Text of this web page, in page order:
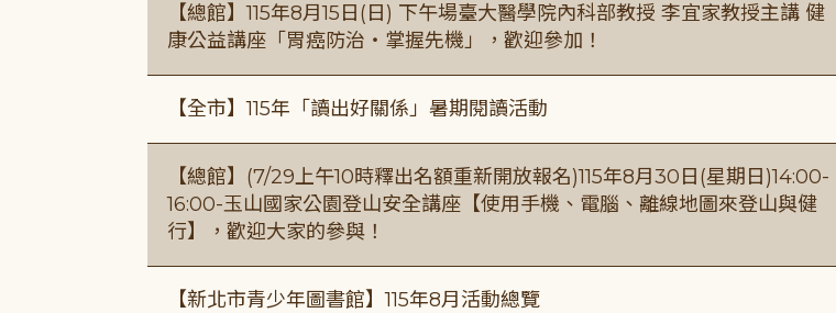
【總館】115年8月15日(日) 下午場臺大醫學院內科部教授 李宜家教授主講 健
康公益講座「胃癌防治・掌握先機」，歡迎參加！
【全市】115年「讀出好關係」暑期閱讀活動
【總館】(7/29上午10時釋出名額重新開放報名)115年8月30日(星期日)14:00-
16:00-玉山國家公園登山安全講座【使用手機、電腦、離線地圖來登山與健
行】，歡迎大家的參與！
【新北市青少年圖書館】115年8月活動總覽